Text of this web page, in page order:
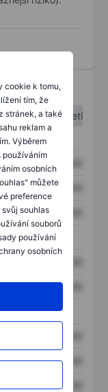
cookie k tomu,
tím, že
stránek, a také
reklam a
Výběrem
používáním
osobních
můžete
preference
souhlas
souborů
používání
osobních
2. čtvrtletí
XXXXXXX
XXXXXXX
XXXXXXX
XXXXXXX
XXXXXXX
XXXXXXX